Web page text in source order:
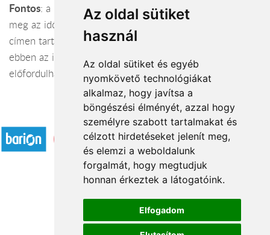
Az oldal sütiket
használ
Az oldal sütiket és egyéb
nyomkövető technológiákat
alkalmaz, hogy javítsa a
böngészési élményét, azzal hogy
személyre szabott tartalmakat és
célzott hirdetéseket jelenít meg,
és elemzi a weboldalunk
forgalmát, hogy megtudjuk
honnan érkeztek a látogatóink.
Elfogadom
Fontos: a megjegyzés mezőbe a megrendelő lapon add
meg az időintervallumot, mikor a címzett a megadott
címen tartózkodik (pl: 10-14 óra között). Igyekszünk
ebben az időszakban kézbesíteni, de csúszások
előfordulhatnak.
Elfogadott fizetési módok
Á.SZ.F.
Impresszum